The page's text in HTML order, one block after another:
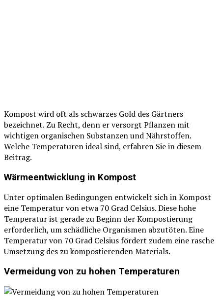
Kompost wird oft als schwarzes Gold des Gärtners
bezeichnet. Zu Recht, denn er versorgt Pflanzen mit
wichtigen organischen Substanzen und Nährstoffen.
Welche Temperaturen ideal sind, erfahren Sie in diesem
Beitrag.
Wärmeentwicklung in Kompost
Unter optimalen Bedingungen entwickelt sich in Kompost
eine Temperatur von etwa 70 Grad Celsius. Diese hohe
Temperatur ist gerade zu Beginn der Kompostierung
erforderlich, um schädliche Organismen abzutöten. Eine
Temperatur von 70 Grad Celsius fördert zudem eine rasche
Umsetzung des zu kompostierenden Materials.
Vermeidung von zu hohen Temperaturen